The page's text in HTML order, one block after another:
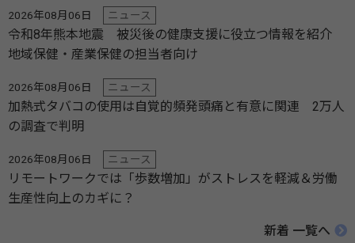
2026年08月06日 ニュース
令和8年熊本地震 被災後の健康支援に役立つ情報を紹介
地域保健・産業保健の担当者向け
2026年08月06日 ニュース
加熱式タバコの使用は自覚的頻発頭痛と有意に関連 2万人
の調査で判明
2026年08月06日 ニュース
リモートワークでは「歩数増加」がストレスを軽減＆労働
生産性向上のカギに？
新着 一覧へ